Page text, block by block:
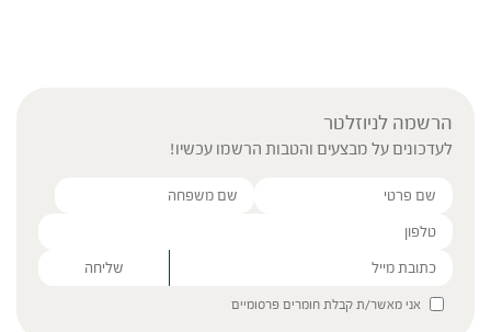
הרשמה לניוזלטר
לעדכונים על מבצעים והטבות הרשמו עכשיו!
Please leave this field empty.
אני מאשר/ת קבלת חומרים פרסומיים